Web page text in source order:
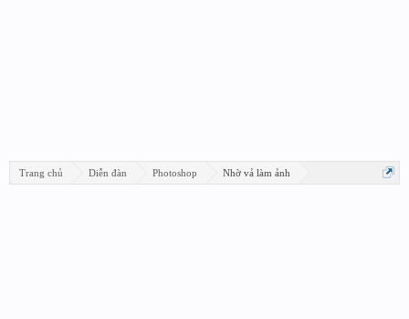
Trang chủ Diễn đàn Photoshop Nhờ vả làm ảnh